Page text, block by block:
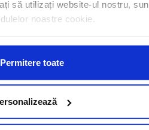
să utilizați website-ul nostru,
noastre cookie.
Permitere toate
PERISOR
PETROSANI
PISCU VECHI
PITESTI
PODARI
POIANA MARE
RAST